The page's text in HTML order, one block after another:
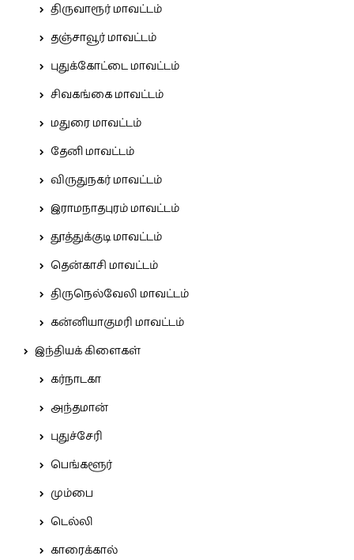
திருவாரூர் மாவட்டம்
தஞ்சாவூர் மாவட்டம்
புதுக்கோட்டை மாவட்டம்
சிவகங்கை மாவட்டம்
மதுரை மாவட்டம்
தேனி மாவட்டம்
விருதுநகர் மாவட்டம்
இராமநாதபுரம் மாவட்டம்
தூத்துக்குடி மாவட்டம்
தென்காசி மாவட்டம்
திருநெல்வேலி மாவட்டம்
கன்னியாகுமரி மாவட்டம்
இந்தியக் கிளைகள்
கர்நாடகா
அந்தமான்
புதுச்சேரி
பெங்களூர்
மும்பை
டெல்லி
காரைக்கால்